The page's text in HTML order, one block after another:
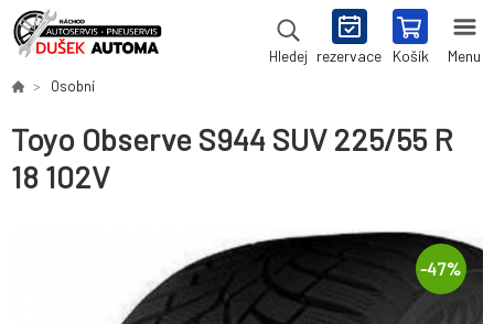
Hledej rezervace Košík Menu
Osobní
Toyo Observe S944 SUV 225/55 R
18 102V
-47%